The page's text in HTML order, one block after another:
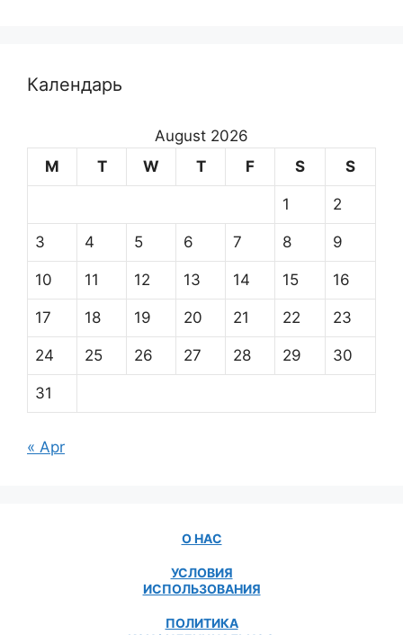
Календарь
August 2026
M
T W T F S S
1 2
3 4 5 6 7 8 9
10 11 12 13 14 15 16
17 18 19 20 21 22 23
24 25 26 27 28 29 30
31
« Apr
О НАС
УСЛОВИЯ
ИСПОЛЬЗОВАНИЯ
ПОЛИТИКА